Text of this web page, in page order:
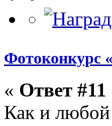
Фотоконкурс
« Ответ #11
Как и любой